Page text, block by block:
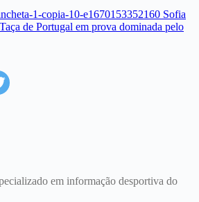
em informação desportiva do